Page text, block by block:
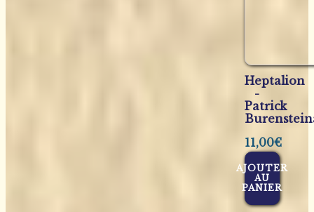
Heptalion
-
Patrick
11,00€
AJOUTER
AU
PANIER